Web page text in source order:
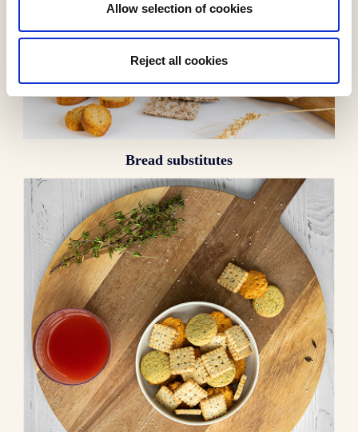
Allow selection of cookies
Reject all cookies
Bread substitutes